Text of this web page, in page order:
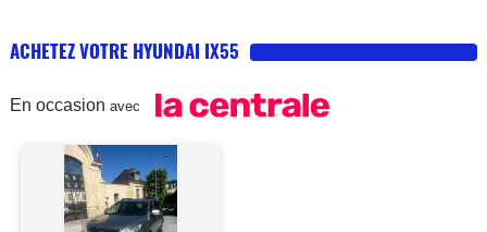
ACHETEZ VOTRE HYUNDAI IX55
En occasion avec